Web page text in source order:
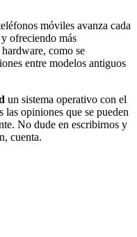
móviles avanza cada
ofreciendo más
como se
entre modelos antiguos
un sistema operativo con el
las opiniones que se pueden
No dude en escribirnos y
cuenta.